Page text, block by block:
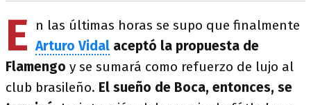
E
n las últimas horas se supo que finalmente
Arturo Vidal aceptó la propuesta de
Flamengo y se sumará como refuerzo de lujo al
club brasileño. El sueño de Boca, entonces, se